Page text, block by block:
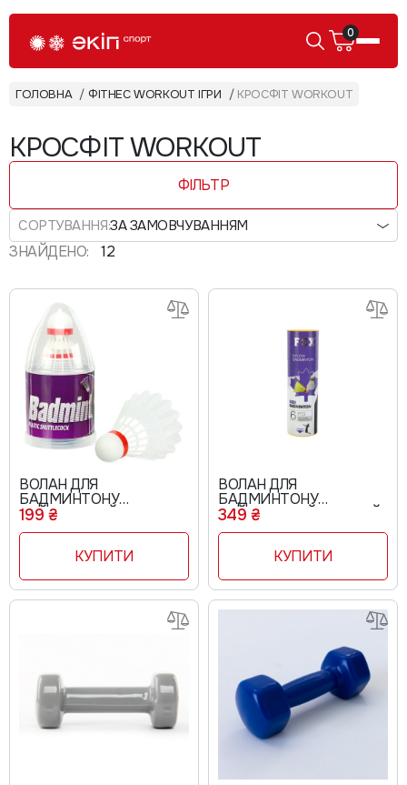
0
ГОЛОВНА ФІТНЕС WORKOUT ІГРИ КРОСФІТ WORKOUT
КРОСФІТ WORKOUT
ФІЛЬТР
СОРТУВАННЯ:ЗА ЗАМОВЧУВАННЯМ
ЗНАЙДЕНО: 12
ВОЛАН ДЛЯ
БАДМИНТОНУ
НЕЙЛОНОВИЙ C106
199 ₴
КУПИТИ
ВОЛАН ДЛЯ
БАДМИНТОНУ
НЕЙЛОНОВИЙ ЖОВТИЙ
B881
349 ₴
КУПИТИ